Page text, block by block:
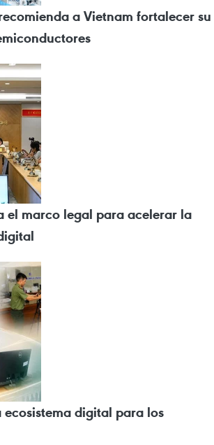
a Vietnam fortalecer su
el marco legal para acelerar la
digital para los